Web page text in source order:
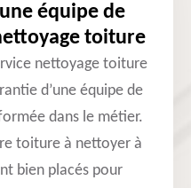
équipe de
toiture
nettoyage toiture
d’une équipe de
dans le métier.
toiture à nettoyer à
bien placés pour